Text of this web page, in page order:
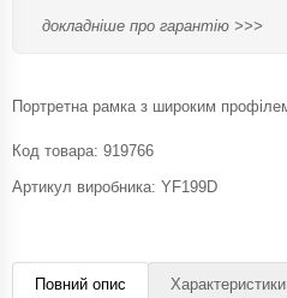
докладніше про гарантію >>>
Портретна рамка з широким
Код товара: 919766
Артикул виробника: YF199D
Повний опис Характеристики